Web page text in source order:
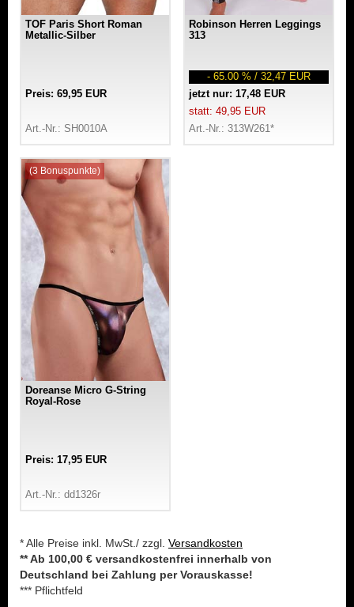
TOF Paris Short Roman
Metallic-Silber
Preis: 69,95 EUR
Art.-Nr.: SH0010A
Robinson Herren Leggings
313
- 65.00 % / 32,47 EUR
jetzt nur: 17,48 EUR
statt: 49,95 EUR
Art.-Nr.: 313W261*
(3 Bonuspunkte)
Doreanse Micro G-String
Royal-Rose
Preis: 17,95 EUR
Art.-Nr.: dd1326r
* Alle Preise inkl. MwSt./ zzgl. Versandkosten
** Ab 100,00 € versandkostenfrei innerhalb von
Deutschland bei Zahlung per Vorauskasse!
*** Pflichtfeld